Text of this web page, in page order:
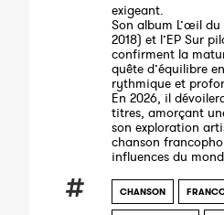
exigeant.
Son album L’œil
2018) et l’EP Sur
confirment la
quête d’équilibre
rythmique et
En 2026, il
titres, amorçant
son exploration
chanson
influences du
CHANSON